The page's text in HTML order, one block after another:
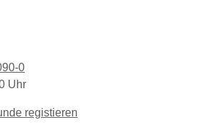
0
Uhr
registieren